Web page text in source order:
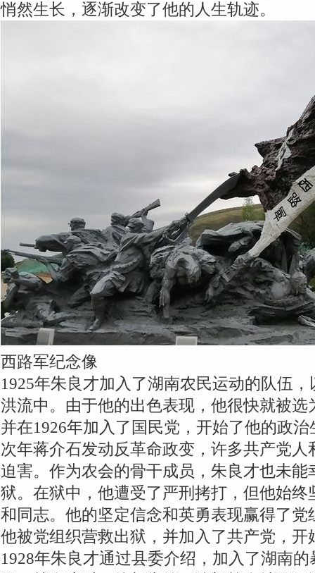
悄然生长，逐渐改变了他的人生轨迹。
西路军纪念像
1925年朱良才加入了湖南农民运动的队伍
洪流中。由于他的出色表现，他很快就被
并在1926年加入了国民党，开始了他的政治
次年蒋介石发动反革命政变，许多共产党
迫害。作为农会的骨干成员，朱良才也未能
狱。在狱中，他遭受了严刑拷打，但他始
和同志。他的坚定信念和英勇表现赢得了党
他被党组织营救出狱，并加入了共产党，开
1928年朱良才通过县委介绍，加入了湖南